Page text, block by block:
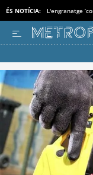
ÉS NOTÍCIA: L'engranatge